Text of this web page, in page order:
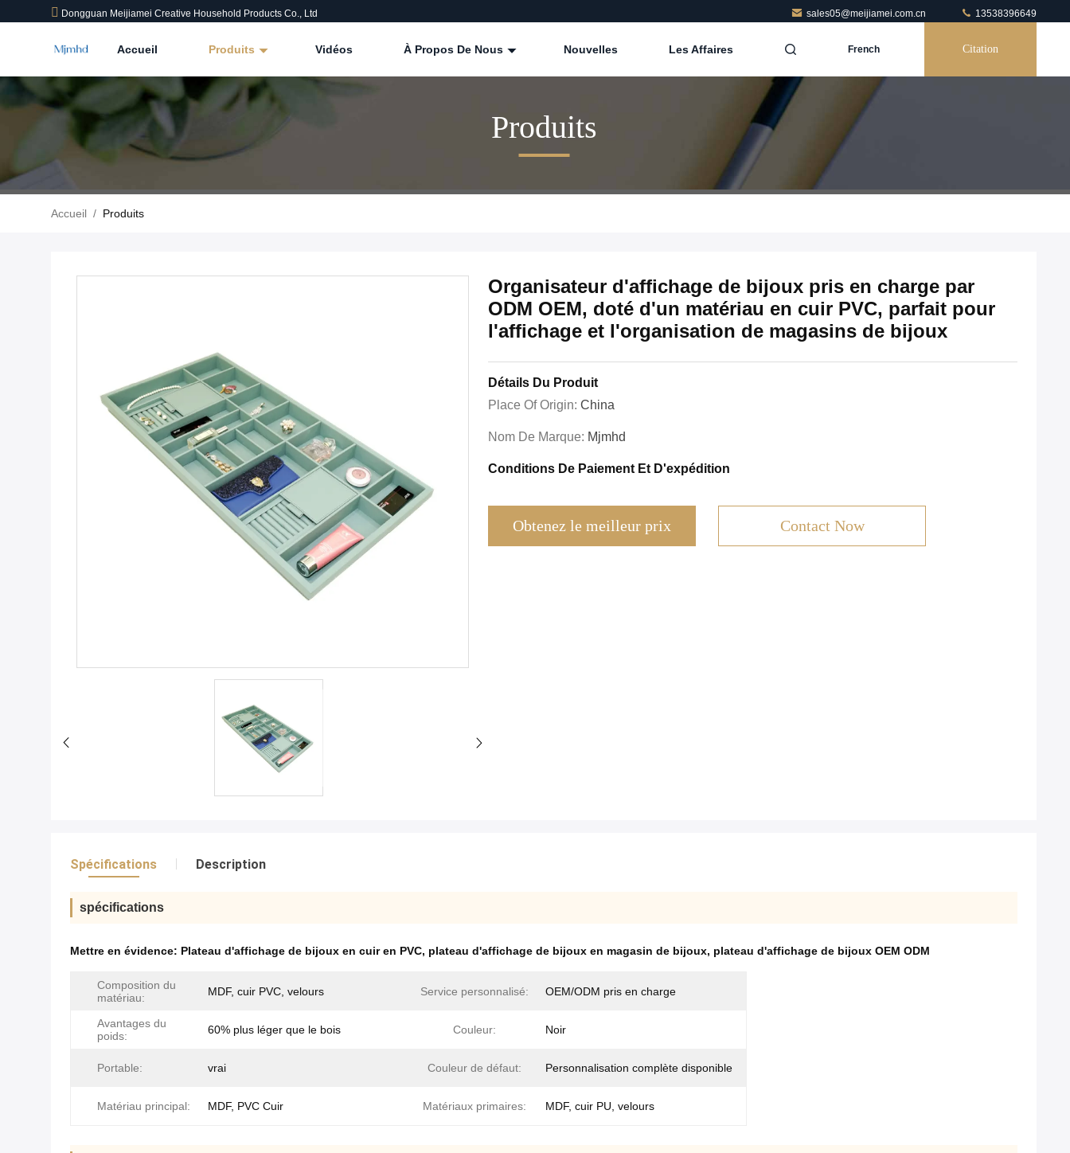
Dongguan Meijiamei Creative Household Products Co., Ltd sales05@meijiamei.com.cn 13538396649
Accueil Produits Vidéos À Propos De Nous Nouvelles Les Affaires French Citation
Produits
Accueil / Produits
Organisateur d'affichage de bijoux pris en charge par
ODM OEM, doté d'un matériau en cuir PVC, parfait pour
l'affichage et l'organisation de magasins de bijoux
Détails Du Produit
Place Of Origin: China
Nom De Marque: Mjmhd
Conditions De Paiement Et D'expédition
Obtenez le meilleur prix Contact Now
Spécifications Description
spécifications
Mettre en évidence: Plateau d'affichage de bijoux en cuir en PVC, plateau d'affichage de bijoux en magasin de bijoux, plateau d'affichage de bijoux OEM ODM
Composition du
matériau:
MDF, cuir PVC, velours Service personnalisé: OEM/ODM pris en charge
Avantages du
poids:
60% plus léger que le bois Couleur: Noir
Portable: vrai Couleur de défaut: Personnalisation complète disponible
Matériau principal: MDF, PVC Cuir Matériaux primaires: MDF, cuir PU, velours